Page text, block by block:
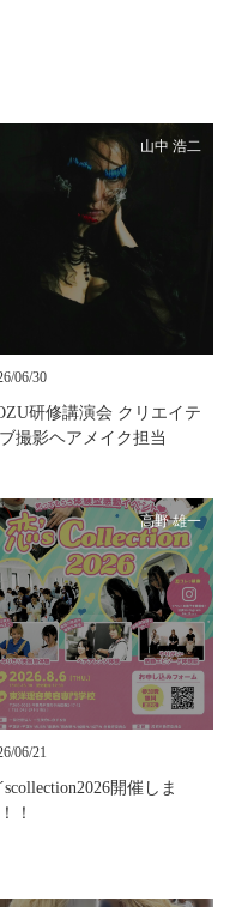
山中 浩二
06/30
研修講演会 クリエイテ
撮影ヘアメイク担当
高野 雄一
06/21
開催しま
！